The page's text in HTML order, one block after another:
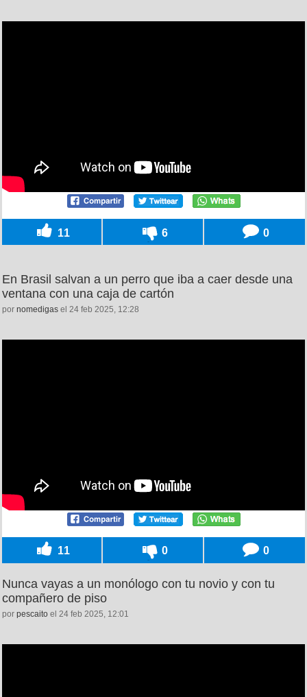
11 6 0
En Brasil salvan a un perro que iba a caer desde una
ventana con una caja de cartón
por nomedigas el 24 feb 2025, 12:28
11 0 0
Nunca vayas a un monólogo con tu novio y con tu
compañero de piso
por pescaito el 24 feb 2025, 12:01